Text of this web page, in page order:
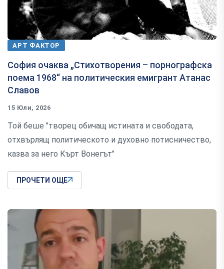
АРТ ФАКТОР
София очаква „Стихотворения – порнографска
поема 1968“ на политическия емигрант Атанас
Славов
15 Юли, 2026
Той беше "творец обичащ истината и свободата,
отхвърлящ политическото и духовно потисничество,
казва за него Кърт Вонегът"
ПРОЧЕТИ ОЩЕ